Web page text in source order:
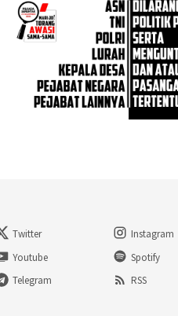
Twitter
Instagram
Youtube
Spotify
Telegram RSS